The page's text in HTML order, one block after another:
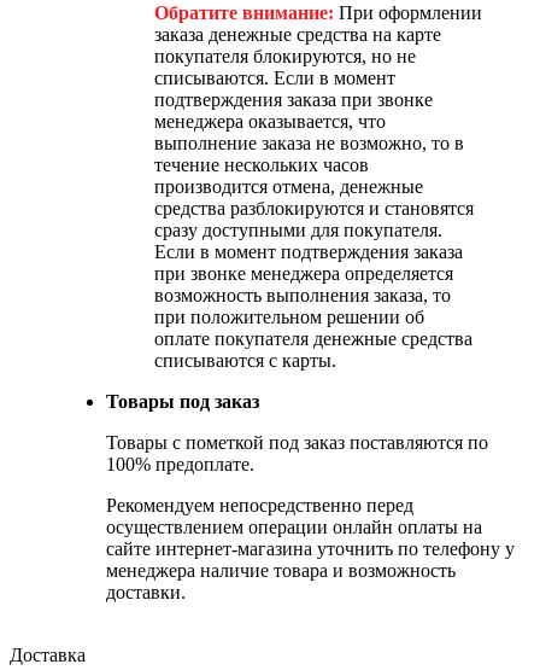
Обратите внимание: При оформлении
заказа денежные средства на карте
покупателя блокируются, но не
списываются. Если в момент
подтверждения заказа при звонке
менеджера оказывается, что
выполнение заказа не возможно, то в
течение нескольких часов
производится отмена, денежные
средства разблокируются и становятся
сразу доступными для покупателя.
Если в момент подтверждения заказа
при звонке менеджера определяется
возможность выполнения заказа, то
при положительном решении об
оплате покупателя денежные средства
списываются с карты.
Товары под заказ
Товары с пометкой под заказ поставляются по
100% предоплате.
Рекомендуем непосредственно перед
осуществлением операции онлайн оплаты на
сайте интернет-магазина уточнить по телефону у
менеджера наличие товара и возможность
доставки.
Доставка